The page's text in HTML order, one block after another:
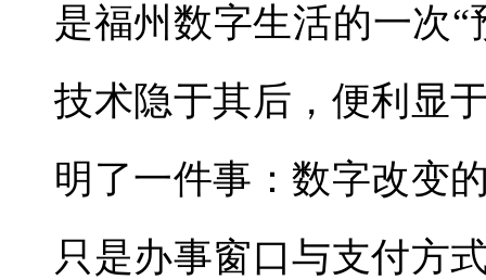
是福州数字生活的一次
技术隐于其后，便利显
明了一件事：数字改变
只是办事窗口与支付方